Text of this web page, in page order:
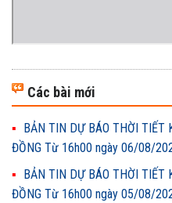
Các bài mới
BẢN TIN DỰ BÁO THỜI TIẾT
ĐỒNG Từ 16h00 ngày 06/08/
BẢN TIN DỰ BÁO THỜI TIẾT
ĐỒNG Từ 16h00 ngày 05/08/